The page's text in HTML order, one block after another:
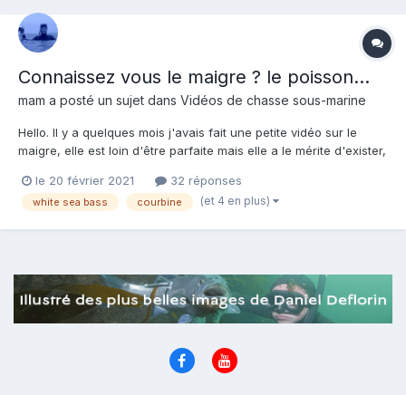
Connaissez vous le maigre ? le poisson...
mam a posté un sujet dans Vidéos de chasse sous-marine
Hello. Il y a quelques mois j'avais fait une petite vidéo sur le
maigre, elle est loin d'être parfaite mais elle a le mérite d'exister,
manquer de temps ayant différents projets, mais je pense faire
bientôt une vidéo avec un "inventair...
le 20 février 2021 32 réponses
white sea bass courbine (et 4 en plus)